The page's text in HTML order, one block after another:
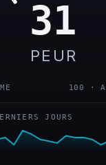
31
PEUR
100 ·
JOURS